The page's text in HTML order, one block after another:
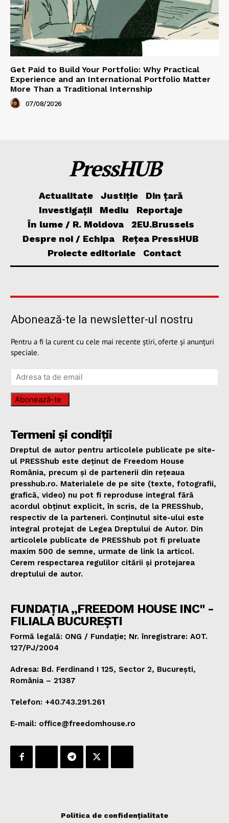
Get Paid to Build Your Portfolio: Why Practical
Experience and an International Portfolio Matter
More Than a Traditional Internship
07/08/2026
PressHUB
Actualitate Justiție
Din țară
Investigații
Mediu
Reportaje
În lume / R. Moldova
2EU.Brussels
Despre noi / Echipa
Rețea PressHUB
Proiecte editoriale
Contact
Abonează-te la newsletter-ul nostru
Pentru a fi la curent cu cele mai recente știri, oferte și anunțuri
speciale.
Abonează-te
Termeni și condiții
Dreptul de autor pentru articolele publicate pe site-
ul PRESShub este deținut de Freedom House
România, precum și de partenerii din rețeaua
presshub.ro. Materialele de pe site (texte, fotografii,
grafică, video) nu pot fi reproduse integral fără
acordul obținut explicit, în scris, de la PRESShub,
respectiv de la parteneri. Conținutul site-ului este
integral protejat de Legea Dreptului de Autor. Din
articolele publicate de PRESShub pot fi preluate
maxim 500 de semne, urmate de link la articol.
Cerem respectarea regulilor citării și protejarea
dreptului de autor.
FUNDAȚIA „FREEDOM HOUSE INC" -
FILIALA BUCUREȘTI
Formă legală: ONG / Fundație; Nr. înregistrare: AOT.
127/PJ/2004
Adresa: Bd. Ferdinand I 125, Sector 2, București,
România – 21387
Telefon: +40.743.291.261
E-mail: office@freedomhouse.ro
Politica de confidențialitate